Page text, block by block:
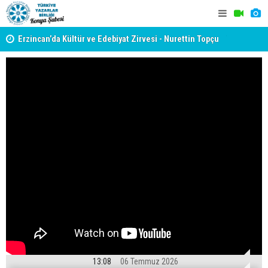
Erzincan’da Kültür ve Edebiyat Zirvesi - Nurettin Topçu
Sokağı Açılışı
13:08 06 Temmuz 2026